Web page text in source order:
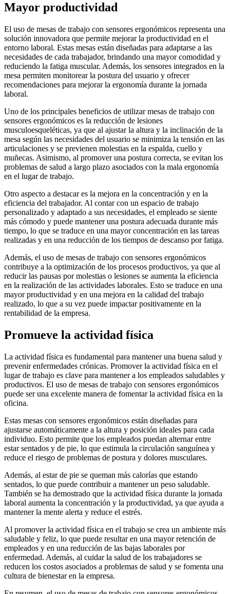
Mayor productividad
El uso de mesas de trabajo con sensores ergonómicos representa una
solución innovadora que permite mejorar la productividad en el
entorno laboral. Estas mesas están diseñadas para adaptarse a las
necesidades de cada trabajador, brindando una mayor comodidad y
reduciendo la fatiga muscular. Además, los sensores integrados en la
mesa permiten monitorear la postura del usuario y ofrecer
recomendaciones para mejorar la ergonomía durante la jornada
laboral.
Uno de los principales beneficios de utilizar mesas de trabajo con
sensores ergonómicos es la reducción de lesiones
musculoesqueléticas, ya que al ajustar la altura y la inclinación de la
mesa según las necesidades del usuario se minimiza la tensión en las
articulaciones y se previenen molestias en la espalda, cuello y
muñecas. Asimismo, al promover una postura correcta, se evitan los
problemas de salud a largo plazo asociados con la mala ergonomía
en el lugar de trabajo.
Otro aspecto a destacar es la mejora en la concentración y en la
eficiencia del trabajador. Al contar con un espacio de trabajo
personalizado y adaptado a sus necesidades, el empleado se siente
más cómodo y puede mantener una postura adecuada durante más
tiempo, lo que se traduce en una mayor concentración en las tareas
realizadas y en una reducción de los tiempos de descanso por fatiga.
Además, el uso de mesas de trabajo con sensores ergonómicos
contribuye a la optimización de los procesos productivos, ya que al
reducir las pausas por molestias o lesiones se aumenta la eficiencia
en la realización de las actividades laborales. Esto se traduce en una
mayor productividad y en una mejora en la calidad del trabajo
realizado, lo que a su vez puede impactar positivamente en la
rentabilidad de la empresa.
Promueve la actividad física
La actividad física es fundamental para mantener una buena salud y
prevenir enfermedades crónicas. Promover la actividad física en el
lugar de trabajo es clave para mantener a los empleados saludables y
productivos. El uso de mesas de trabajo con sensores ergonómicos
puede ser una excelente manera de fomentar la actividad física en la
oficina.
Estas mesas con sensores ergonómicos están diseñadas para
ajustarse automáticamente a la altura y posición ideales para cada
individuo. Esto permite que los empleados puedan alternar entre
estar sentados y de pie, lo que estimula la circulación sanguínea y
reduce el riesgo de problemas de postura y dolores musculares.
Además, al estar de pie se queman más calorías que estando
sentados, lo que puede contribuir a mantener un peso saludable.
También se ha demostrado que la actividad física durante la jornada
laboral aumenta la concentración y la productividad, ya que ayuda a
mantener la mente alerta y reduce el estrés.
Al promover la actividad física en el trabajo se crea un ambiente más
saludable y feliz, lo que puede resultar en una mayor retención de
empleados y en una reducción de las bajas laborales por
enfermedad. Además, al cuidar la salud de los trabajadores se
reducen los costos asociados a problemas de salud y se fomenta una
cultura de bienestar en la empresa.